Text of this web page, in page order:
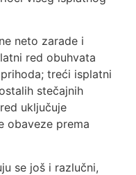
neto zarade i
red obuhvata
treći isplatni
stečajnih
uključuje
obaveze prema
se još i razlučni,